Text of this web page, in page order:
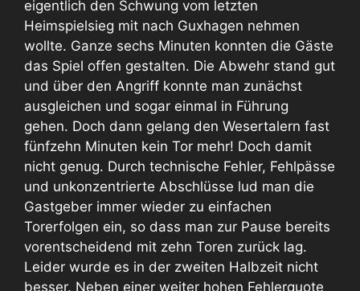
eigentlich den Schwung vom letzten
Heimspielsieg mit nach Guxhagen nehmen
wollte. Ganze sechs Minuten konnten die Gäste
das Spiel offen gestalten. Die Abwehr stand gut
und über den Angriff konnte man zunächst
ausgleichen und sogar einmal in Führung
gehen. Doch dann gelang den Wesertalern fast
fünfzehn Minuten kein Tor mehr! Doch damit
nicht genug. Durch technische Fehler, Fehlpässe
und unkonzentrierte Abschlüsse lud man die
Gastgeber immer wieder zu einfachen
Torerfolgen ein, so dass man zur Pause bereits
vorentscheidend mit zehn Toren zurück lag.
Leider wurde es in der zweiten Halbzeit nicht
besser. Neben einer weiter hohen Fehlerquote